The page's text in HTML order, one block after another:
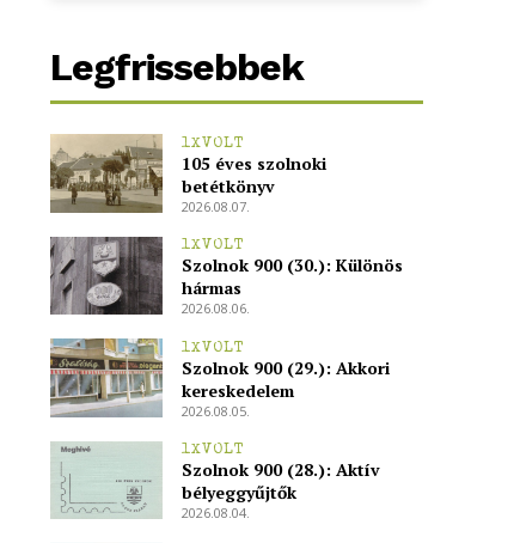
Legfrissebbek
1XVOLT
105 éves szolnoki
betétkönyv
2026.08.07.
1XVOLT
Szolnok 900 (30.): Különös
hármas
2026.08.06.
1XVOLT
Szolnok 900 (29.): Akkori
kereskedelem
2026.08.05.
1XVOLT
Szolnok 900 (28.): Aktív
bélyeggyűjtők
2026.08.04.